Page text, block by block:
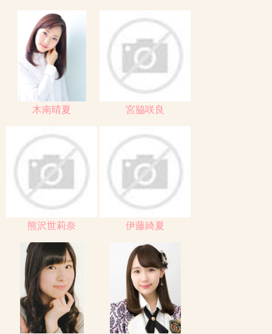
木南晴夏 宮脇咲良
熊沢世莉奈 伊藤綺夏